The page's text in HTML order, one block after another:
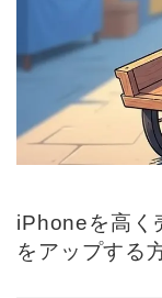
iPhoneを高く
をアップする